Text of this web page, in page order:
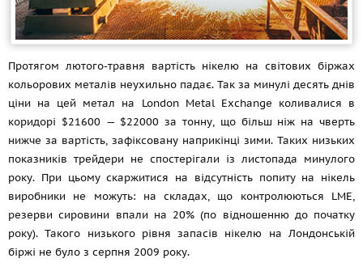
Протягом лютого-травня вартість нікелю на світових біржах
кольорових металів неухильно падає. Так за минулі десять днів
ціни на цей метал на London Metal Exchange коливалися в
коридорі $21600 — $22000 за тонну, що більш ніж на чверть
нижче за вартість, зафіксовану наприкінці зими. Таких низьких
показників трейдери не спостерігали із листопада минулого
року. При цьому скаржитися на відсутність попиту на нікель
виробники не можуть: на складах, що контролюються LME,
резерви сировини впали на 20% (по відношенню до початку
року). Такого низького рівня запасів нікелю на Лондонській
біржі не було з серпня 2009 року.